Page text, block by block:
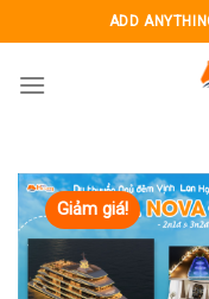
to
content
ADD
Giảm giá!